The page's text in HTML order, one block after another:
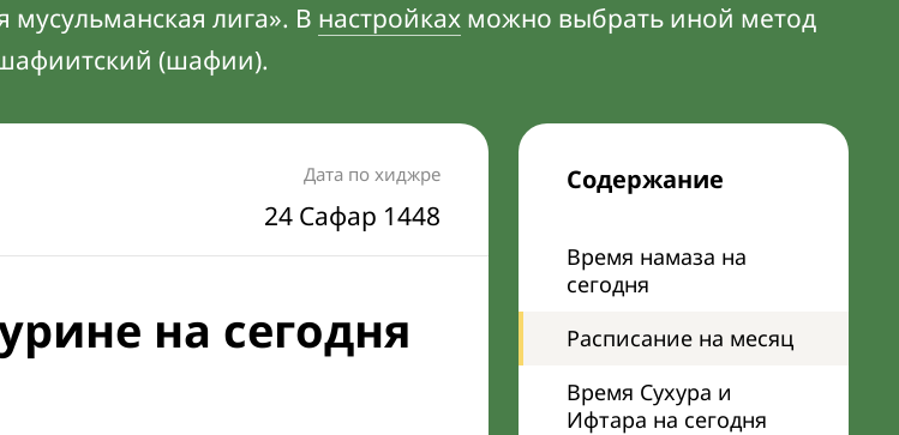
лига». В настройках можно выбрать иной метод
(шафии).
Содержание
Время намаза на
сегодня
Расписание на месяц
Время Сухура и
Ифтара на сегодня
Дата по хиджре
24 Сафар 1448
на сегодня